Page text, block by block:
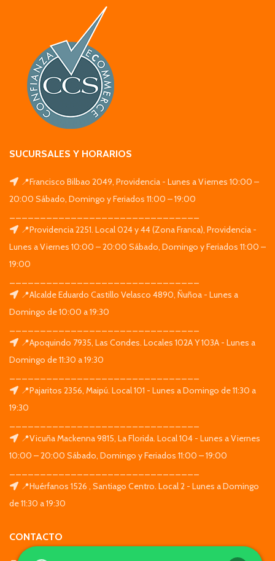
SUCURSALES Y HORARIOS
📍Francisco Bilbao 2049, Providencia - Lunes a Viernes 10:00 –
20:00 Sábado, Domingo y Feriados 11:00 – 19:00
📍Providencia 2251. Local 024 y 44 (Zona Franca), Providencia -
Lunes a Viernes 10:00 – 20:00 Sábado, Domingo y Feriados 11:00 –
19:00
📍Alcalde Eduardo Castillo Velasco 4890, Ñuñoa - Lunes a
Domingo de 10:00 a 19:30
📍Apoquindo 7935, Las Condes. Locales 102A Y 103A - Lunes a
Domingo de 11:30 a 19:30
📍Pajaritos 2356, Maipú. Local 101 - Lunes a Domingo de 11:30 a
19:30
📍Vicuña Mackenna 9815, La Florida. Local 104 - Lunes a Viernes
10:00 – 20:00 Sábado, Domingo y Feriados 11:00 – 19:00
📍Huérfanos 1526 , Santiago Centro. Local 2 - Lunes a Domingo
de 11:30 a 19:30
CONTACTO